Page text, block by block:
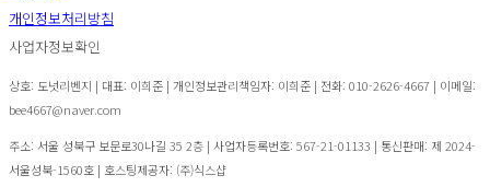
개인정보처리방침
사업자정보확인
상호: 도넛리벤지 | 대표: 이희준 | 개인정보관리책임자: 이희준 | 전화: 010-2626-4667 | 이메일:
bee4667@naver.com
주소: 서울 성북구 보문로30나길 35 2층 | 사업자등록번호: 567-21-01133 | 통신판매: 제 2024-
서울성북-1560호 | 호스팅제공자: (주)식스샵